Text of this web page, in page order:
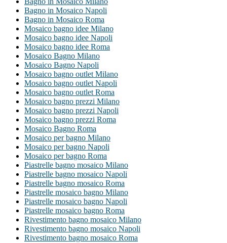
Bagno in Mosaico Napoli
Bagno in Mosaico Roma
Mosaico bagno idee Milano
Mosaico bagno idee Napoli
Mosaico bagno idee Roma
Mosaico Bagno Milano
Mosaico Bagno Napoli
Mosaico bagno outlet Milano
Mosaico bagno outlet Napoli
Mosaico bagno outlet Roma
Mosaico bagno prezzi Milano
Mosaico bagno prezzi Napoli
Mosaico bagno prezzi Roma
Mosaico Bagno Roma
Mosaico per bagno Milano
Mosaico per bagno Napoli
Mosaico per bagno Roma
Piastrelle bagno mosaico Milano
Piastrelle bagno mosaico Napoli
Piastrelle bagno mosaico Roma
Piastrelle mosaico bagno Milano
Piastrelle mosaico bagno Napoli
Piastrelle mosaico bagno Roma
Rivestimento bagno mosaico Milano
Rivestimento bagno mosaico Napoli
Rivestimento bagno mosaico Roma